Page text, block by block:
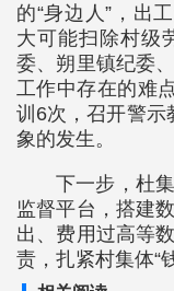
的“身边人”，出
大可能扫除村级
委、朔里镇纪委
工作中存在的难
训6次，召开警示
象的发生。
下一步，杜
监督平台，搭建
出、费用过高等
责，扎紧村集体“